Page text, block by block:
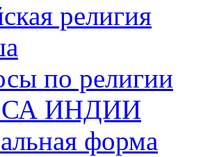
религия
по религии
ИНДИИ
форма